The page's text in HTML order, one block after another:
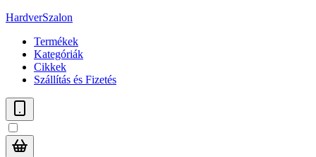
HardverSzalon
Termékek
Kategóriák
Cikkek
Szállítás és Fizetés